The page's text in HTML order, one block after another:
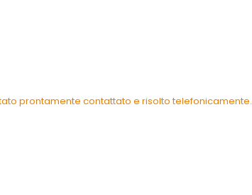
prontamente contattato e risolto telefonicamente.